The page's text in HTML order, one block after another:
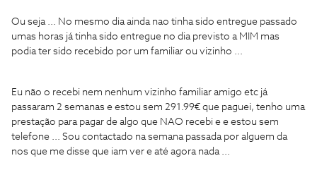
Ou seja ... No mesmo dia ainda nao tinha sido entregue passado
umas horas já tinha sido entregue no dia previsto a MIM mas
podia ter sido recebido por um familiar ou vizinho ...
Eu não o recebi nem nenhum vizinho familiar amigo etc já
passaram 2 semanas e estou sem 291.99€ que paguei, tenho uma
prestação para pagar de algo que NAO recebi e e estou sem
telefone ... Sou contactado na semana passada por alguem da
nos que me disse que iam ver e até agora nada ...